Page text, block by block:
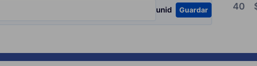
unid Guardar 40